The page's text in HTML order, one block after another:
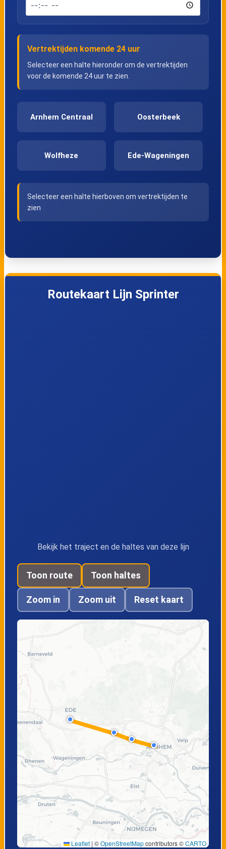
Vertrektijden komende 24 uur
Selecteer een halte hieronder om de vertrektijden
voor de komende 24 uur te zien.
Arnhem Centraal Oosterbeek
Wolfheze Ede-Wageningen
Selecteer een halte hierboven om vertrektijden te
zien
Routekaart Lijn Sprinter
Bekijk het traject en de haltes van deze lijn
Toon route Toon haltes
Zoom in Zoom uit Reset kaart
Leaflet | ©OpenStreetMapcontributors ©CARTO